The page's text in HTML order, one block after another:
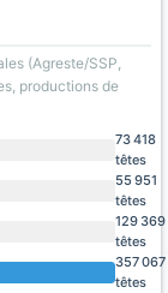
(Agreste/SSP,
productions de
73 418
têtes
55 951
têtes
129 369
têtes
357 067
têtes